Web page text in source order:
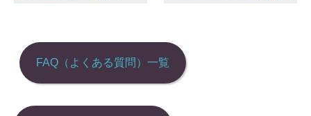
シ
ョ
ン
FAQ（よくある質問）一覧